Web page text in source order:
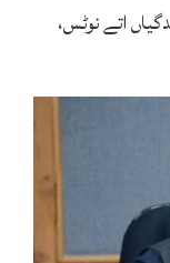
اتے نوٹس،